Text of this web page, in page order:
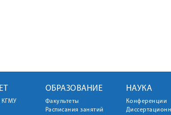
КГМУ
ОБРАЗОВАНИЕ
Факультеты
Расписания занятий
НАУКА
Конференции